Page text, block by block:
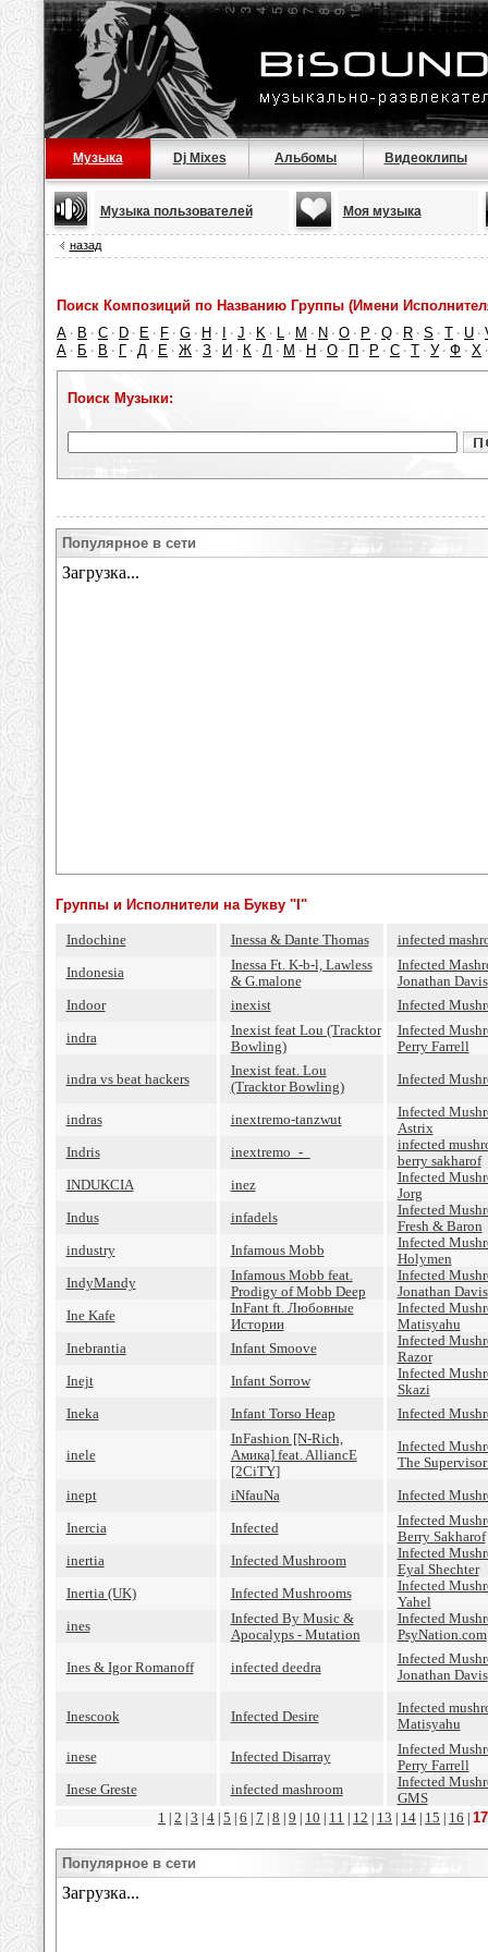
Музыка Dj Mixes Альбомы Видеоклипы
Музыка пользователей Моя музыка
назад
Поиск Композиций по Названию Группы (Имени
A · B · C · D · E · F · G · H · · J · K · L · M · N · O · P · Q · R · S · T · U ·
А · Б · В · Г · Д · Е · Ж · З · И · К · Л · М · Н · О · П · Р · С · Т · У · Ф · Х
Поиск Музыки:
Популярное в сети
Группы и Исполнители на Букву "I"
Indochine Inessa & Dante Thomas
infected
Indonesia
Inessa Ft. K-b-l, Lawless
& G.malone
Infected
Jonathan Davis
Indoor
inexist
Infected
indra
Inexist feat Lou (Tracktor
Bowling)
Infected
Perry Farrell
indra vs beat hackers
Inexist feat. Lou
(Tracktor Bowling)
Infected
indras inextremo-tanzwut
Infected
Astrix
Indris
inextremo_-_
infected
berry sakharof
INDUKCIA
inez
Infected
Jorg
Indus
infadels
Infected
Fresh & Baron
industry
Infamous Mobb
Infected
Holymen
IndyMandy
Infamous Mobb feat.
Prodigy of Mobb Deep
Infected
Jonathan Davis
Ine Kafe
InFant ft. Любовные
Истории
Infected
Matisyahu
Inebrantia
Infant Smoove
Infected
Razor
Inejt
Infant Sorrow
Infected
Skazi
Ineka
Infant Torso Heap Infected
inele
InFashion [N-Rich,
Амика] feat. AlliancE
[2CiTY]
Infected
The
inept
iNfauNa
Infected
Inercia
Infected
Infected
Berry Sakharof
inertia
Infected Mushroom
Infected
Eyal Shechter
Inertia (UK)
Infected Mushrooms
Infected
Yahel
ines
Infected By Music &
Apocalyps - Mutation
Infected
PsyNation.com
Ines & Igor Romanoff
infected deedra
Infected
Jonathan Davis
Inescook Infected Desire
Infected
Matisyahu
inese
Infected Disarray
Infected
Perry Farrell
Inese Greste
infected mashroom
Infected
GMS
1 2 3 4 5 6 7 8 9 10 11 12 13 14 15 16 17
Популярное в сети